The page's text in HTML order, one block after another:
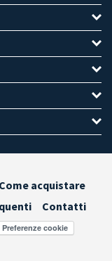
Come acquistare
Contatti
Preferenze cookie